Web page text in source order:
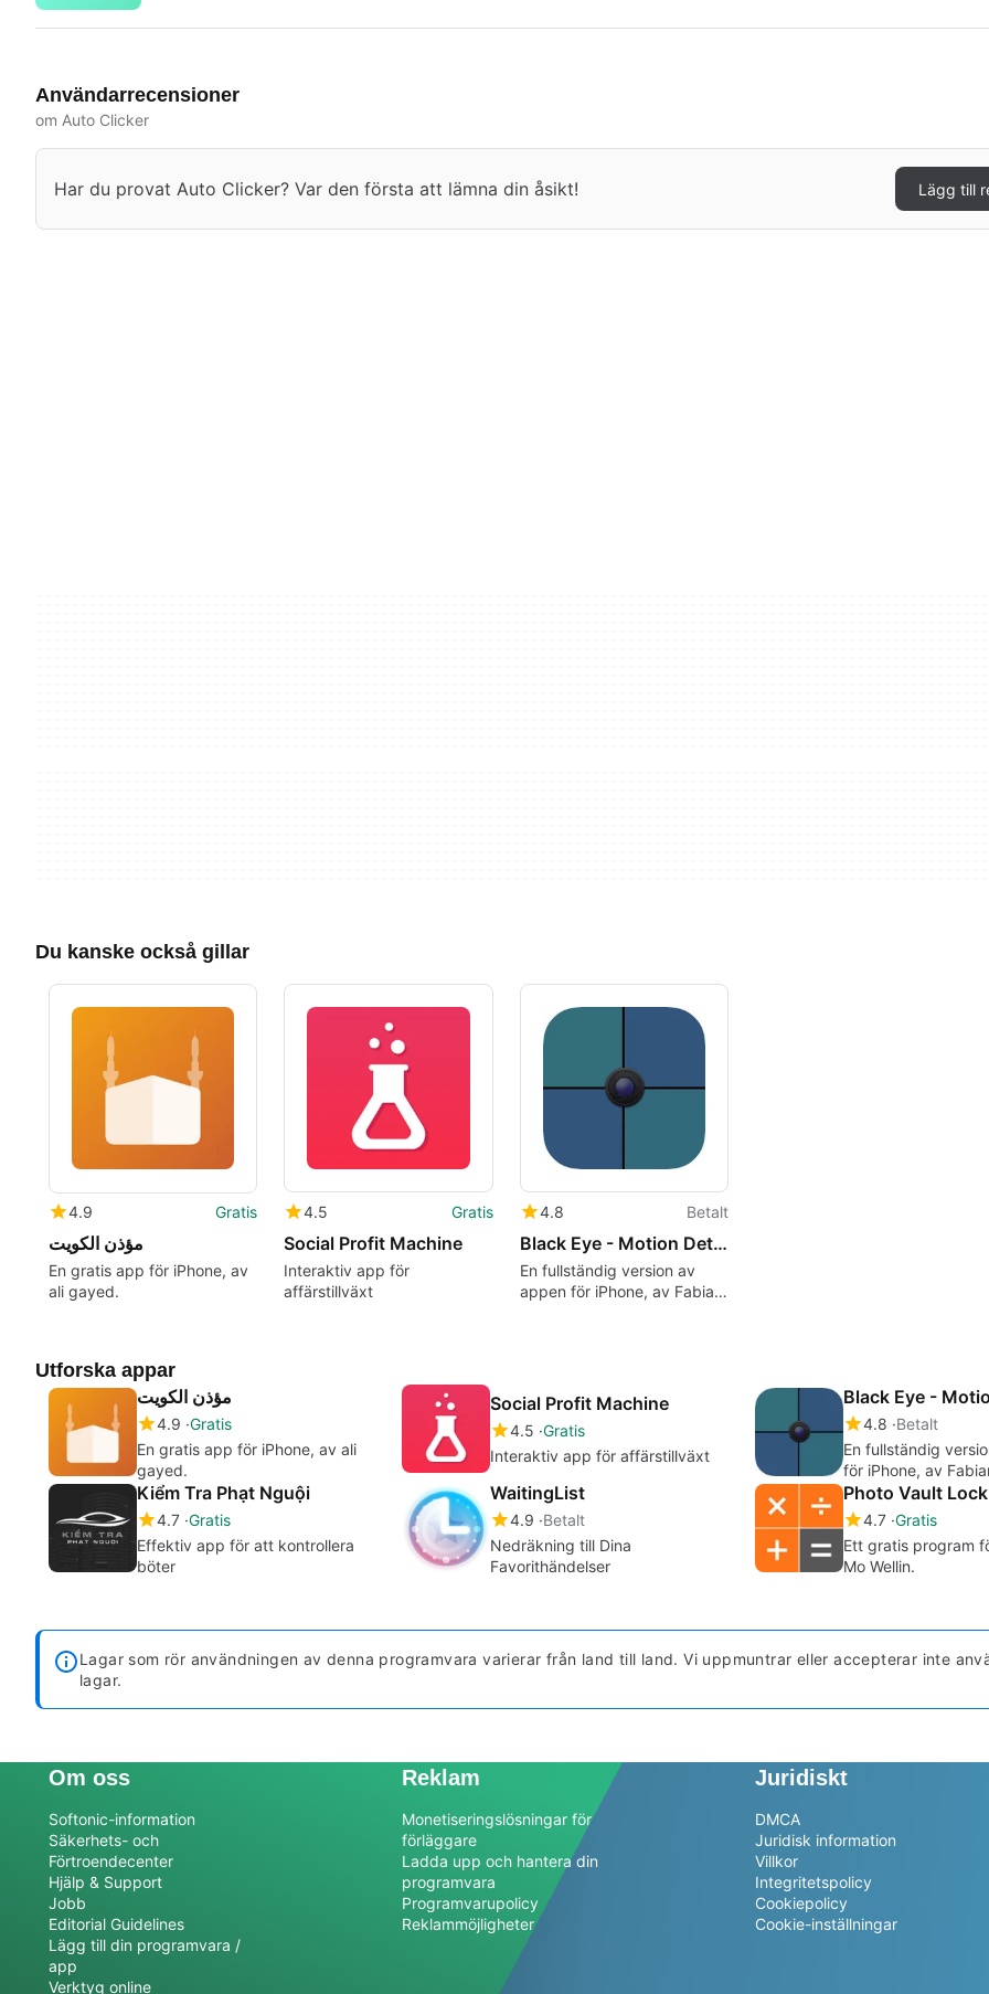
Användarrecensioner
om Auto Clicker
Har du provat Auto Clicker? Var den första att lämna din åsikt! Lägg till
Du kanske också gillar
4.9 Gratis
مؤذن الكويت
En gratis app för iPhone, av
ali gayed.
4.5 Gratis
Social Profit Machine
Interaktiv app för
affärstillväxt
4.8 Betalt
Black Eye - Motion Detector
En fullständig version av
appen för iPhone, av Fabian
Utforska appar
مؤذن الكويت
4.9 Gratis
En gratis app för iPhone, av ali
gayed.
Social Profit Machine
4.5 Gratis
Interaktiv app för affärstillväxt
Black Eye -
4.8 Betalt
En fullständig
för iPhone, av
Kiểm Tra Phạt Nguội
4.7 Gratis
Effektiv app för att kontrollera
böter
WaitingList
4.9 Betalt
Nedräkning till Dina
Favorithändelser
4.7 Gratis
Ett gratis program
Mo Wellin.
Lagar som rör användningen av denna programvara varierar från land till land. Vi uppmuntrar eller accepterar inte
lagar.
Om oss
Softonic-information
Säkerhets- och
Förtroendecenter
Hjälp & Support
Jobb
Editorial Guidelines
Lägg till din programvara /
app
Verktyg online
Reklam
Monetiseringslösningar för
förläggare
Ladda upp och hantera din
programvara
Programvarupolicy
Reklammöjligheter
Juridiskt
DMCA
Juridisk information
Villkor
Integritetspolicy
Cookiepolicy
Cookie-inställningar